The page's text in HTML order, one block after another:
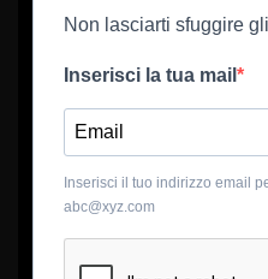
Non lasciarti sfuggire
Inserisci la tua mail
Inserisci il tuo indirizzo email
abc@xyz.com